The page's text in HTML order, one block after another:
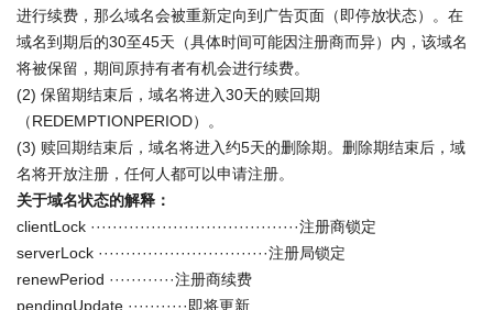
进行续费，那么域名会被重新定向到广告页面（即停放状态）。在
域名到期后的30至45天（具体时间可能因注册商而异）内，该域名
将被保留，期间原持有者有机会进行续费。
(2) 保留期结束后，域名将进入30天的赎回期
（REDEMPTIONPERIOD）。
(3) 赎回期结束后，域名将进入约5天的删除期。删除期结束后，域
名将开放注册，任何人都可以申请注册。
关于域名状态的解释：
clientLock ······································注册商锁定
serverLock ·······························注册局锁定
renewPeriod ············注册商续费
pendingUpdate ···········即将更新